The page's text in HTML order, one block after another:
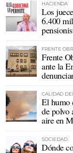
HACIENDA
Los
6.400
FRENTE
Frente
ante la
CALIDAD
El humo
de polvo
aire en
SOCIEDAD
Dónde